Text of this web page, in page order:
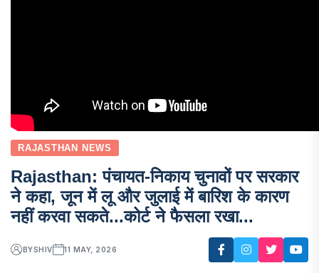
RAJASTHAN NEWS
Rajasthan: पंचायत-निकाय चुनावों पर सरकार
ने कहा, जून में लू और जुलाई में बारिश के कारण
नहीं करवा सकते...कोर्ट ने फैसला रखा...
BYSHIV 11 MAY, 2026